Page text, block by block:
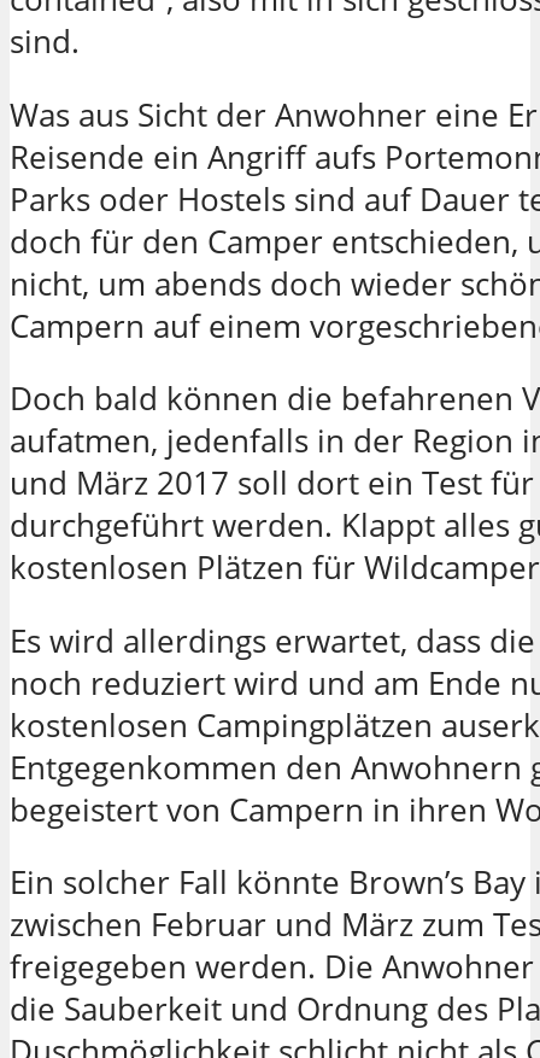
sind.
Was aus Sicht der Anwohner eine
Reisende ein Angriff aufs
Parks oder Hostels sind auf Dauer
doch für den Camper entschieden,
nicht, um abends doch wieder
Campern auf einem
Doch bald können die befahrenen
aufatmen, jedenfalls in der Region
und März 2017 soll dort ein Test
durchgeführt werden. Klappt alles
kostenlosen Plätzen für
Es wird allerdings erwartet, dass
noch reduziert wird und am Ende
kostenlosen Campingplätzen
Entgegenkommen den
begeistert von Campern in ihren
Ein solcher Fall könnte Brown’s
zwischen Februar und März zum
freigegeben werden. Die
die Sauberkeit und Ordnung des